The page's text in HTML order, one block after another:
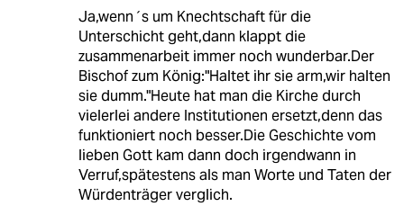
Ja,wenn´s um Knechtschaft für die
Unterschicht geht,dann klappt die
zusammenarbeit immer noch wunderbar.Der
Bischof zum König:"Haltet ihr sie arm,wir halten
sie dumm."Heute hat man die Kirche durch
vielerlei andere Institutionen ersetzt,denn das
funktioniert noch besser.Die Geschichte vom
lieben Gott kam dann doch irgendwann in
Verruf,spätestens als man Worte und Taten der
Würdenträger verglich.